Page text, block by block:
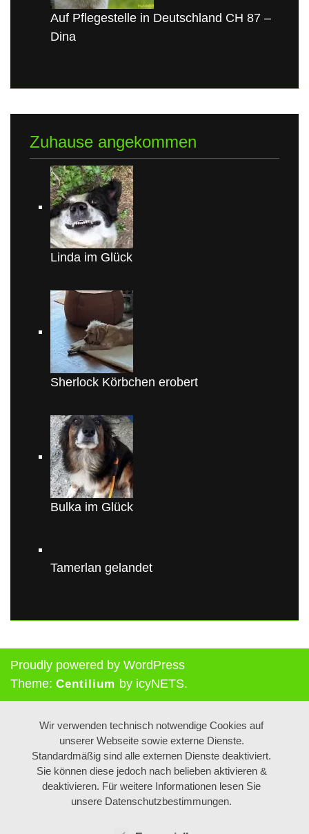
Auf Pflegestelle in Deutschland CH 87 –
Dina
Zuhause angekommen
Linda im Glück
Sherlock Körbchen erobert
Bulka im Glück
Tamerlan gelandet
Proudly powered by WordPress
Theme: Centilium by icyNETS.
Wir verwenden technisch notwendige Cookies auf
unserer Webseite sowie externe Dienste.
Standardmäßig sind alle externen Dienste deaktiviert.
Sie können diese jedoch nach belieben aktivieren &
deaktivieren. Für weitere Informationen lesen Sie
unsere Datenschutzbestimmungen.